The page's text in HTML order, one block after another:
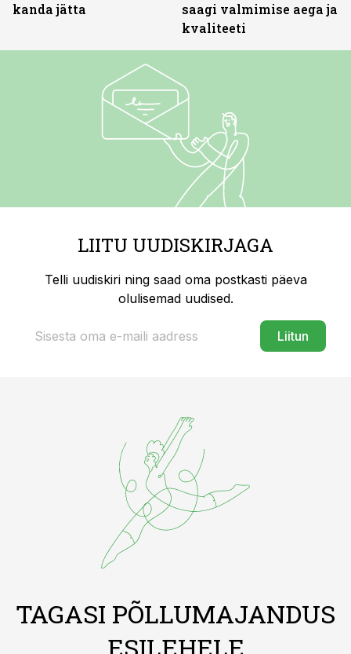
kanda jätta
saagi valmimise aega ja
kvaliteeti
LIITU UUDISKIRJAGA
Telli uudiskiri ning saad oma postkasti päeva
olulisemad uudised.
Liitun
TAGASI PÕLLUMAJANDUS